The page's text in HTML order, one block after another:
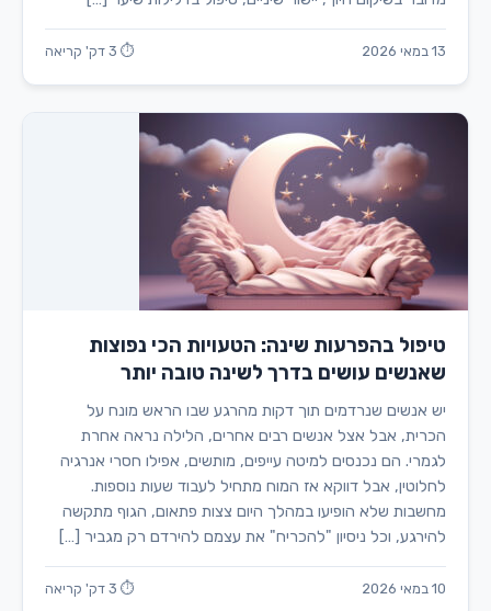
13 במאי 2026 ⏱ 3 דק' קריאה
טיפול בהפרעות שינה: הטעויות הכי נפוצות
שאנשים עושים בדרך לשינה טובה יותר
יש אנשים שנרדמים תוך דקות מהרגע שבו הראש מונח על
הכרית, אבל אצל אנשים רבים אחרים, הלילה נראה אחרת
לגמרי. הם נכנסים למיטה עייפים, מותשים, אפילו חסרי אנרגיה
לחלוטין, אבל דווקא אז המוח מתחיל לעבוד שעות נוספות.
מחשבות שלא הופיעו במהלך היום צצות פתאום, הגוף מתקשה
להירגע, וכל ניסיון "להכריח" את עצמם להירדם רק מגביר […]
10 במאי 2026 ⏱ 3 דק' קריאה